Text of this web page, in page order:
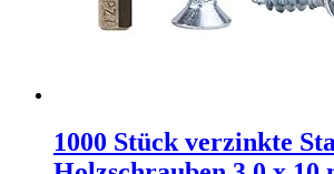
1000 Stück verzinkte